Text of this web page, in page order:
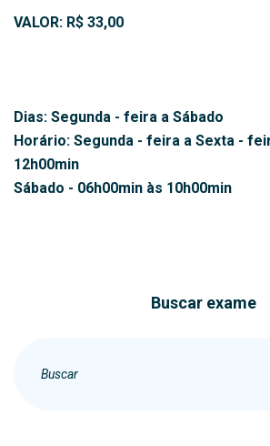
VALOR: R$ 33,00
Dias: Segunda - feira a Sábado
Horário: Segunda - feira a Sexta -
12h00min
Sábado - 06h00min às 10h00min
Buscar exame